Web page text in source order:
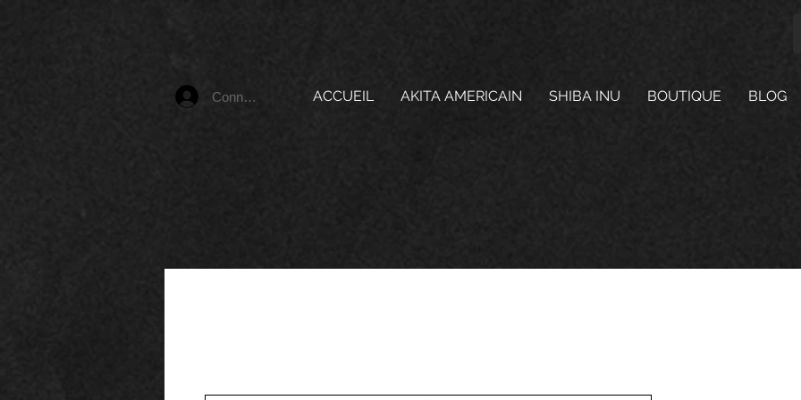
Connexion ACCUEIL AKITA AMERICAIN SHIBA INU BOUTIQUE BLOG